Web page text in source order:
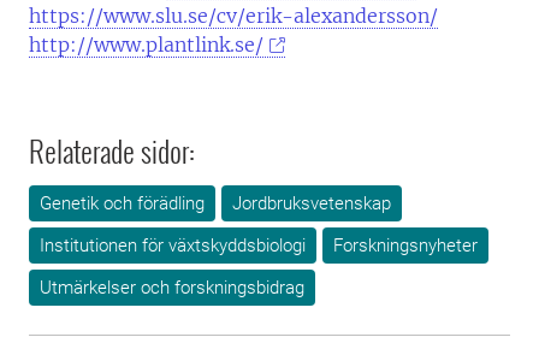
https://www.slu.se/cv/erik-alexandersson/
http://www.plantlink.se/
Relaterade sidor:
Genetik och förädling
Jordbruksvetenskap
Institutionen för växtskyddsbiologi
Forskningsnyheter
Utmärkelser och forskningsbidrag